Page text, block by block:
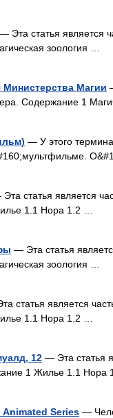
— Эта статья является
зоология …
Магии
Содержание 1
— У этого
статья является
1.1 Нора 1.2 …
— Эта статья
зоология …
статья является
1.1 Нора 1.2 …
12 — Эта статья
1 Жилье 1.1 Нора
Series —